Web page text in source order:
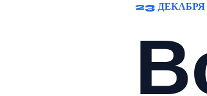
23